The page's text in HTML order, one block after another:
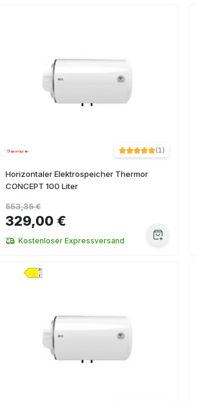
(1)
Horizontaler Elektrospeicher Thermor
CONCEPT 100 Liter
329,00 €
553,35 €
Kostenloser Expressversand